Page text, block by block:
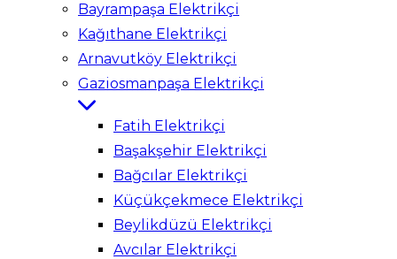
Bayrampaşa Elektrikçi
Kağıthane Elektrikçi
Arnavutköy Elektrikçi
Gaziosmanpaşa Elektrikçi
Fatih Elektrikçi
Başakşehir Elektrikçi
Bağcılar Elektrikçi
Küçükçekmece Elektrikçi
Beylikdüzü Elektrikçi
Avcılar Elektrikçi